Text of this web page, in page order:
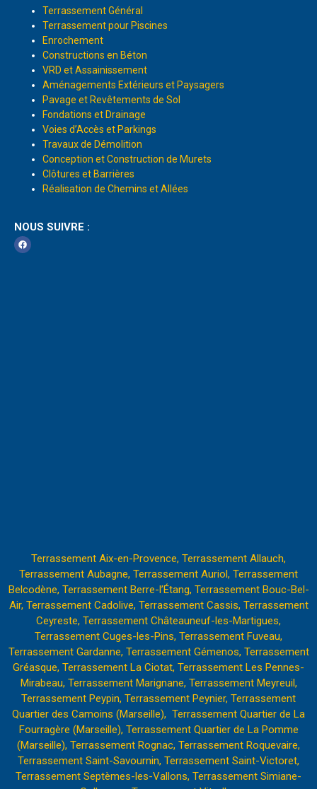
Terrassement Général
Terrassement pour Piscines
Enrochement
Constructions en Béton
VRD et Assainissement
Aménagements Extérieurs et Paysagers
Pavage et Revêtements de Sol
Fondations et Drainage
Voies d’Accès et Parkings
Travaux de Démolition
Conception et Construction de Murets
Clôtures et Barrières
Réalisation de Chemins et Allées
NOUS SUIVRE :
Terrassement Aix-en-Provence, Terrassement Allauch,
Terrassement Aubagne, Terrassement Auriol, Terrassement
Belcodène, Terrassement Berre-l’Étang, Terrassement Bouc-Bel-
Air, Terrassement Cadolive, Terrassement Cassis, Terrassement
Ceyreste, Terrassement Châteauneuf-les-Martigues,
Terrassement Cuges-les-Pins, Terrassement Fuveau,
Terrassement Gardanne, Terrassement Gémenos, Terrassement
Gréasque, Terrassement La Ciotat, Terrassement Les Pennes-
Mirabeau, Terrassement Marignane, Terrassement Meyreuil,
Terrassement Peypin, Terrassement Peynier, Terrassement
Quartier des Camoins (Marseille), Terrassement Quartier de La
Fourragère (Marseille), Terrassement Quartier de La Pomme
(Marseille), Terrassement Rognac, Terrassement Roquevaire,
Terrassement Saint-Savournin, Terrassement Saint-Victoret,
Terrassement Septèmes-les-Vallons, Terrassement Simiane-